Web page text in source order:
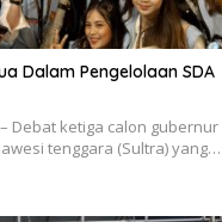
Dalam Pengelolaan SDA
Debat ketiga calon gubernur
tenggara (Sultra) yang…